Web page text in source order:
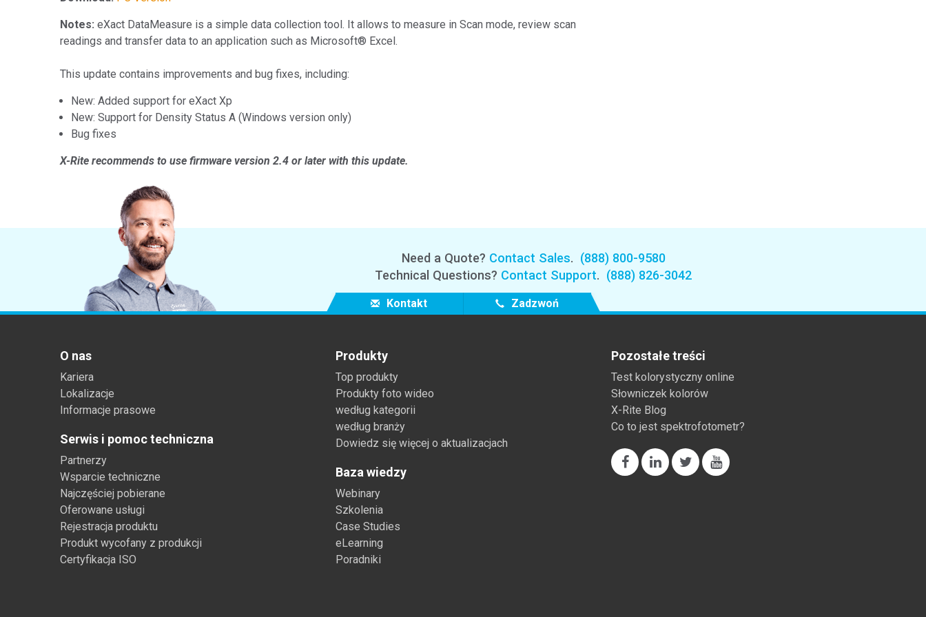
Notes: eXact DataMeasure is a simple data collection tool. It allows to measure in Scan mode, review scan
readings and transfer data to an application such as Microsoft® Excel.
This update contains improvements and bug fixes, including:
New: Added support for eXact Xp
New: Support for Density Status A (Windows version only)
Bug fixes
X-Rite recommends to use firmware version 2.4 or later with this update.
Need a Quote? Contact Sales. (888) 800-9580
Technical Questions? Contact Support. (888) 826-3042
Kontakt Zadzwoń
O nas
Kariera
Lokalizacje
Informacje prasowe
Serwis i pomoc techniczna
Partnerzy
Wsparcie techniczne
Najczęściej pobierane
Oferowane usługi
Rejestracja produktu
Produkt wycofany z produkcji
Certyfikacja ISO
Produkty
Top produkty
Produkty foto wideo
według kategorii
według branży
Dowiedz się więcej o aktualizacjach
Baza wiedzy
Webinary
Szkolenia
Case Studies
eLearning
Poradniki
Pozostałe treści
Test kolorystyczny online
Słowniczek kolorów
X-Rite Blog
Co to jest spektrofotometr?